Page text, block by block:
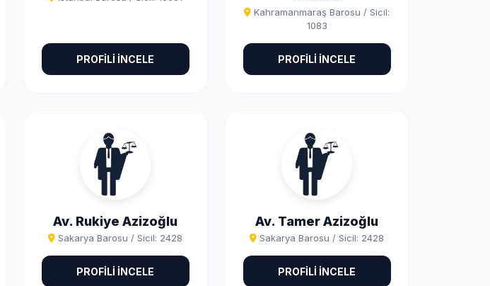
PROFİLİ İNCELE
Kahramanmaraş Barosu / Sicil:
1083
PROFİLİ İNCELE
Av. Rukiye Azizoğlu
Sakarya Barosu / Sicil: 2428
PROFİLİ İNCELE
Av. Tamer Azizoğlu
Sakarya Barosu / Sicil: 2428
PROFİLİ İNCELE